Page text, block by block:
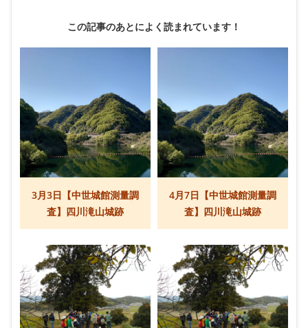
この記事のあとによく読まれています！
3月3日【中世城館測量調
査】四川滝山城跡
4月7日【中世城館測量調
査】四川滝山城跡